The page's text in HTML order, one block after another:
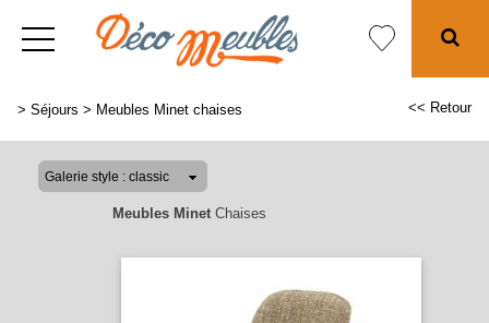
> Séjours > Meubles Minet chaises << Retour
Meubles MinetChaises